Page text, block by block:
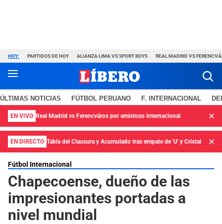
HOY: PARTIDOS DE HOY ALIANZA LIMA VS SPORT BOYS REAL MADRID VS
ÚLTIMAS NOTICIAS FÚTBOL PERUANO F. INTERNACIONAL
EN VIVO Real Madrid vs Ferencváros por amistoso internacional
EN DIRECTO Tabla del Clausura y Acumulado tras empate de 'U' y Cristal
Fútbol Internacional
Chapecoense, dueño de las
impresionantes portadas a
nivel mundial